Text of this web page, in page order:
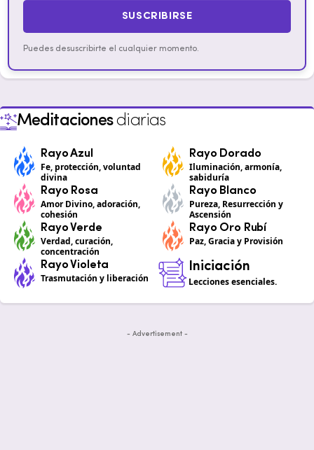
SUSCRIBIRSE
Puedes desuscribirte el cualquier momento.
Meditacionesdiarias
Rayo Azul
Fe, protección, voluntad
divina
Rayo Dorado
Iluminación, armonía,
sabiduría
Rayo Rosa
Amor Divino, adoración,
cohesión
Rayo Blanco
Pureza, Resurrección y
Ascensión
Rayo Verde
Verdad, curación,
concentración
Rayo Oro Rubí
Paz, Gracia y Provisión
Rayo Violeta
Trasmutación y liberación
Iniciación
Lecciones esenciales.
- Advertisement -